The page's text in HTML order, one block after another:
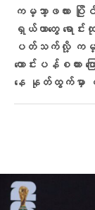
ကမ္ဘာ့ဖလား
ရှယ်ယာတွေ ရေ
ပတ်သက်လို့ ကမ္
တောင်းပန်စကာ
နေ နုတ်ထွက်မှာ